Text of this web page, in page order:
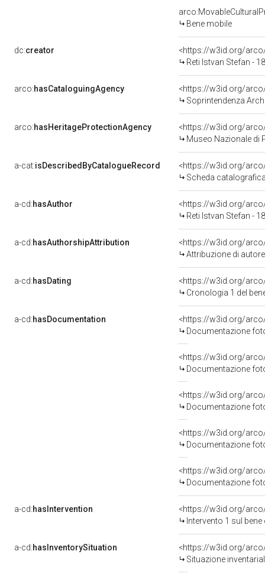
Bene mobile
dc:creator
<https://w3id.org/
Reti Istvan Stefan -
arco:hasCataloguingAgency
<https://w3id.org/
Soprintendenza
arco:hasHeritageProtectionAgency
<https://w3id.org/
Museo Nazionale di
a-cat:isDescribedByCatalogueRecord
<https://w3id.org/
Scheda
a-cd:hasAuthor
<https://w3id.org/
Reti Istvan Stefan -
a-cd:hasAuthorshipAttribution
<https://w3id.org/
Attribuzione di
a-cd:hasDating
<https://w3id.org/
Cronologia 1 del
a-cd:hasDocumentation
Documentazione
Documentazione
Documentazione
Documentazione
Documentazione
a-cd:hasIntervention
<https://w3id.org/
Intervento 1 sul
a-cd:hasInventorySituation
<https://w3id.org/
Situazione